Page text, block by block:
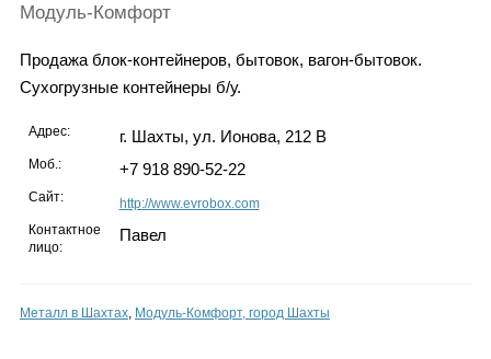
Гороскоп
Модуль-Комфорт
Продажа блок-контейнеров, бытовок, вагон-бытовок.
Сухогрузные контейнеры б/у.
Адрес: г. Шахты, ул. Ионова, 212 В
Моб.: +7 918 890-52-22
Сайт:
http://www.evrobox.com
Контактное
лицо:
Павел
Металл в Шахтах, Модуль-Комфорт, город Шахты